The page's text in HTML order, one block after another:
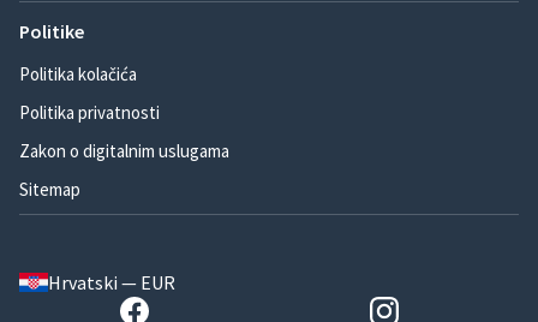
Politike
Politika kolačića
Politika privatnosti
Zakon o digitalnim uslugama
Sitemap
Hrvatski — EUR